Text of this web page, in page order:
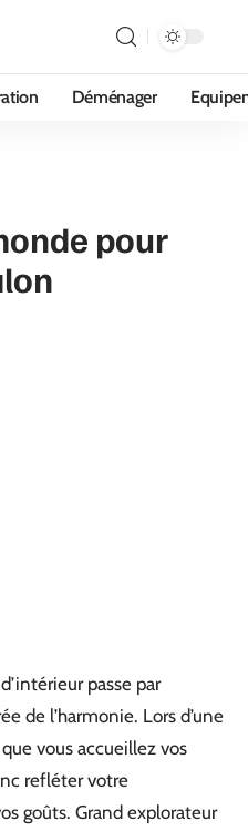
Déménager
pour
passe par
de l’harmonie. Lors d’une
vous accueillez vos
refléter votre
goûts. Grand explorateur